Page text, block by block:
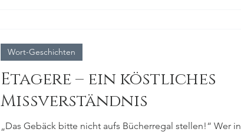
Etagere – ein köstliches
Missverständnis
„Das Gebäck bitte nicht aufs Bücherregal stellen!“ Wer in
Wort-Geschichten